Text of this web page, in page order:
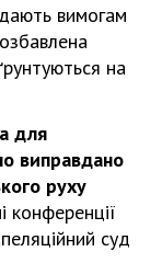
вимогам
на
для
виправдано
руху
конференції
суд